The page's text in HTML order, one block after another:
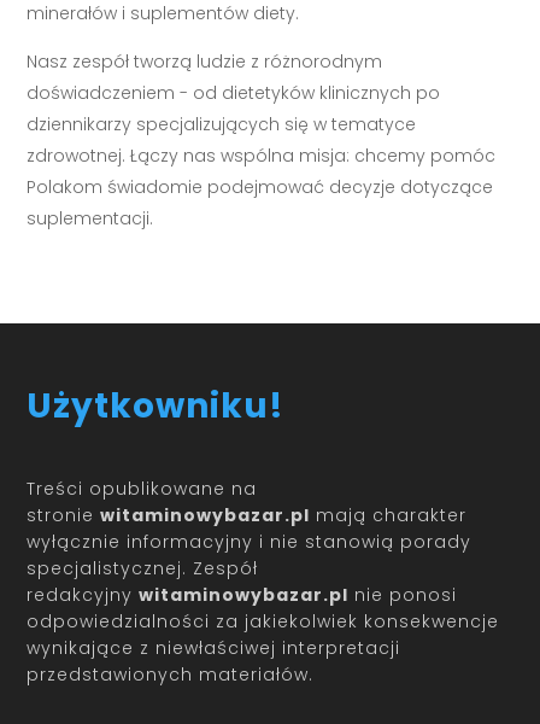
minerałów i suplementów diety.
Nasz zespół tworzą ludzie z różnorodnym
doświadczeniem - od dietetyków klinicznych po
dziennikarzy specjalizujących się w tematyce
zdrowotnej. Łączy nas wspólna misja: chcemy pomóc
Polakom świadomie podejmować decyzje dotyczące
suplementacji.
Użytkowniku!
Treści opublikowane na
stroniewitaminowybazar.pl mają charakter
wyłącznie informacyjny i nie stanowią porady
specjalistycznej. Zespół
redakcyjnywitaminowybazar.pl nie ponosi
odpowiedzialności za jakiekolwiek konsekwencje
wynikające z niewłaściwej interpretacji
przedstawionych materiałów.